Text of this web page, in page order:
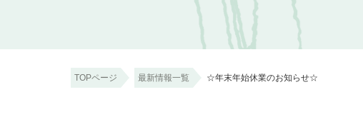
TOPページ 最新情報一覧 ☆年末年始休業のお知らせ☆